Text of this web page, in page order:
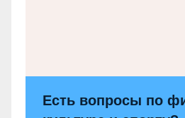
Есть вопросы по